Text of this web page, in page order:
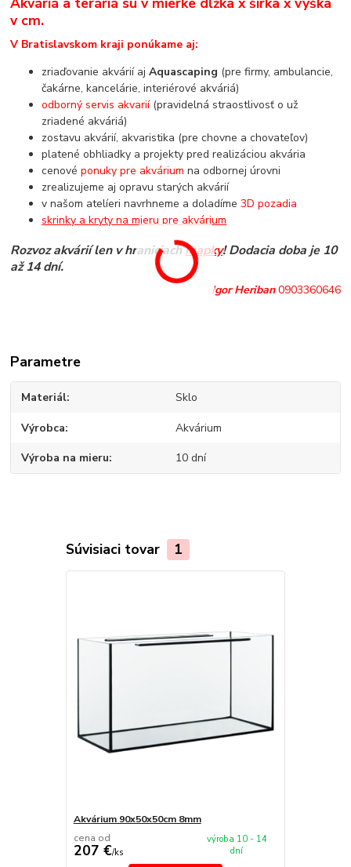
v cm.
V Bratislavskom kraji ponúkame aj:
zriaďovanie akvárií ajAquascaping (pre firmy, ambulancie,
čakárne, kancelárie, interiérové akváriá)
odborný servis akvarií(pravidelná straostlivosť o už
zriadené akváriá)
zostavu akvárií, akvaristika (pre chovne a chovateľov)
platené obhliadky a projekty pred realizáciou akvária
cenovéponuky pre akvárium na odbornej úrovni
zrealizujeme aj opravu starých akvárií
v našom atelíeri navrhneme a doladíme3D pozadia
skrinky a kryty na mieru pre akvárium
Rozvoz akvárií len v hraniciachmapky! Dodacia doba je 10
až 14 dní.
Igor Heriban0903360646
Parametre
Materiál Sklo
Výrobca Akvárium
Výroba na mieru 10 dní
Súvisiaci tovar 1
Akvárium 90x50x50cm 8mm
cena od
207 €/ks
výroba 10 - 14
dní